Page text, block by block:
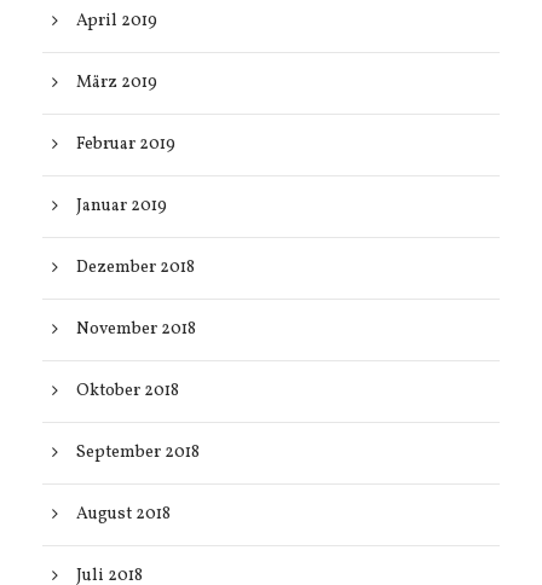
April 2019
März 2019
Februar 2019
Januar 2019
Dezember 2018
November 2018
Oktober 2018
September 2018
August 2018
Juli 2018